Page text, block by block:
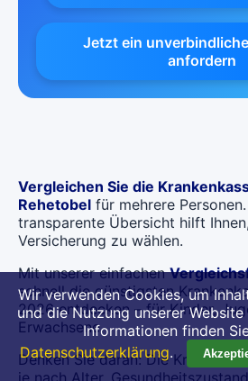
Jetzt ein
anfordern
Vergleichen Sie die
Rehetobel für mehrere
transparente Übersicht hilft
Versicherung zu wählen.
Mit unserer einfachen
schnell die günstigsten
2026 entdecken – für Kinder,
Erwachsene.
Denken Sie daran: Die
je nach Alter,
Wir verwenden Cookies, um
und die Nutzung unserer
Informationen finden
Datenschutzerklärung.